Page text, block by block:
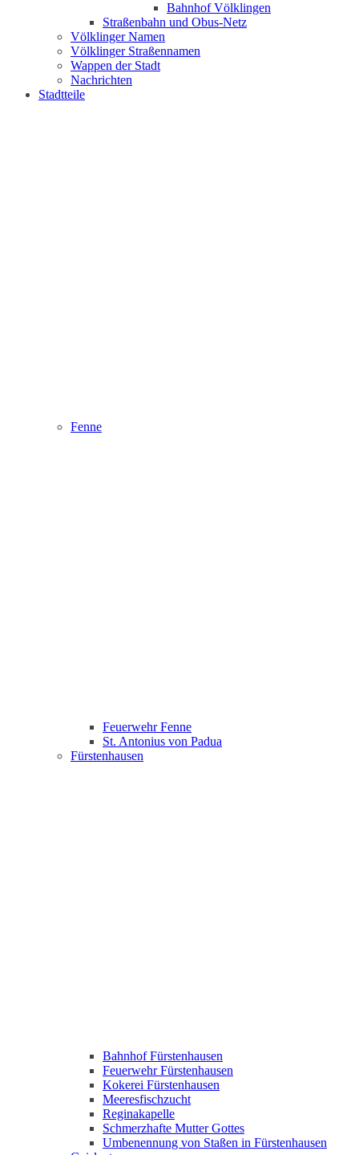
Bahnhof Völklingen
Straßenbahn und Obus-Netz
Völklinger Namen
Völklinger Straßennamen
Wappen der Stadt
Nachrichten
Stadtteile
Fenne
Feuerwehr Fenne
St. Antonius von Padua
Fürstenhausen
Bahnhof Fürstenhausen
Feuerwehr Fürstenhausen
Kokerei Fürstenhausen
Meeresfischzucht
Reginakapelle
Schmerzhafte Mutter Gottes
Umbenennung von Staßen in Fürstenhausen